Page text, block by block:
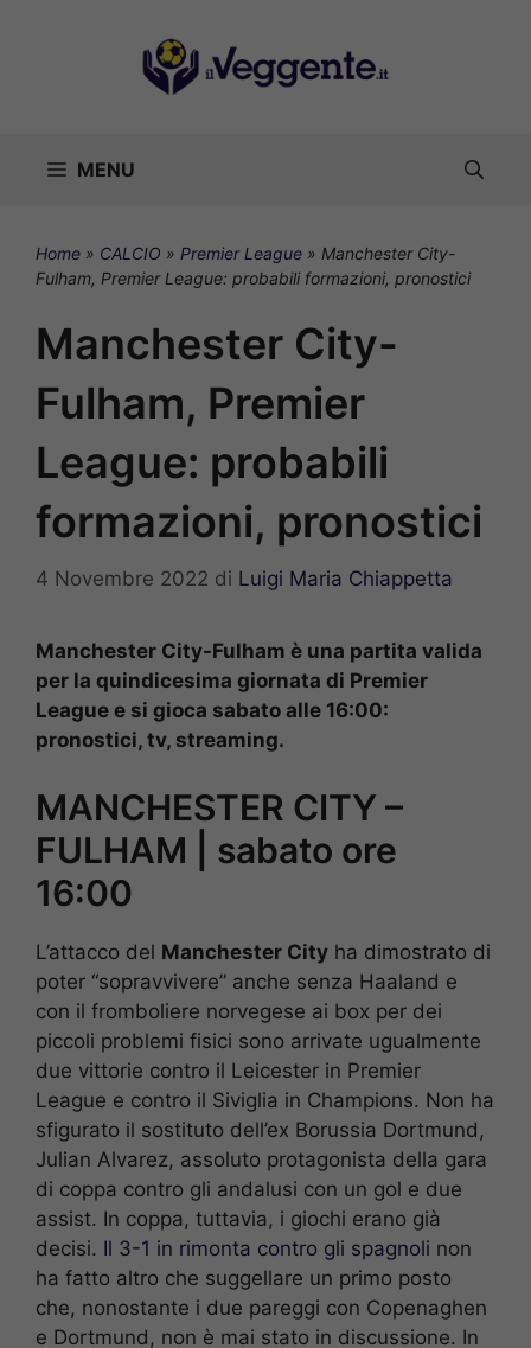
MENU
Home » CALCIO » Premier League » Manchester City-
Fulham, Premier League: probabili formazioni, pronostici
Manchester City-
Fulham, Premier
League: probabili
formazioni, pronostici
4 Novembre 2022 di Luigi Maria Chiappetta
Manchester City-Fulham è una partita valida
per la quindicesima giornata di Premier
League e si gioca sabato alle 16:00:
pronostici, tv, streaming.
MANCHESTER CITY –
FULHAM | sabato ore
16:00
L’attacco del Manchester City ha dimostrato di
poter “sopravvivere” anche senza Haaland e
con il fromboliere norvegese ai box per dei
piccoli problemi fisici sono arrivate ugualmente
due vittorie contro il Leicester in Premier
League e contro il Siviglia in Champions. Non ha
sfigurato il sostituto dell’ex Borussia Dortmund,
Julian Alvarez, assoluto protagonista della gara
di coppa contro gli andalusi con un gol e due
assist. In coppa, tuttavia, i giochi erano già
decisi. Il 3-1 in rimonta contro gli spagnoli non
ha fatto altro che suggellare un primo posto
che, nonostante i due pareggi con Copenaghen
e Dortmund, non è mai stato in discussione. In